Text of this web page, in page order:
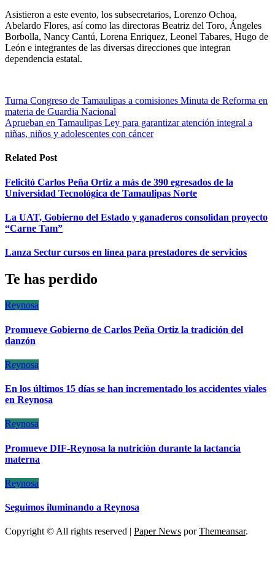
Asistieron a este evento, los subsecretarios, Lorenzo Ochoa,
Abelardo Flores, así como las directoras Beatriz del Toro, Ángeles
Borbolla, Nancy Cantú, Lorena Enriquez, Leonel Tabares, Hugo de
León e integrantes de las diversas direcciones que integran
dependencia estatal.
Navegación
de
entradas
Turna Congreso de Tamaulipas a comisiones Minuta de Reforma en
materia de Guardia Nacional
Aprueban en Tamaulipas Ley para garantizar atención integral a
niñas, niños y adolescentes con cáncer
Related Post
Felicitó Carlos Peña Ortiz a más de 390 egresados de la
Universidad Tecnológica de Tamaulipas Norte
La UAT, Gobierno del Estado y ganaderos consolidan proyecto
“Carne Tam”
Lanza Sectur cursos en línea para prestadores de servicios
Te has perdido
Reynosa
Promueve Gobierno de Carlos Peña Ortiz la tradición del
danzón
Reynosa
En los últimos 15 días se han incrementado los accidentes viales
en Reynosa
Reynosa
Promueve DIF-Reynosa la nutrición durante la lactancia
materna
Reynosa
Seguimos iluminando a Reynosa
Copyright © All rights reserved | Paper News porThemeansar.